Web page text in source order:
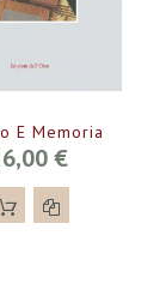
E Memoria
€